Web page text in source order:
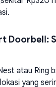
Doorbell:
atau Ring
yang